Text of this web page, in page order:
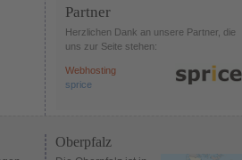
Partner
Herzlichen Dank an unsere Partner, die
uns zur Seite stehen:
Webhosting
sprice
Oberpfalz